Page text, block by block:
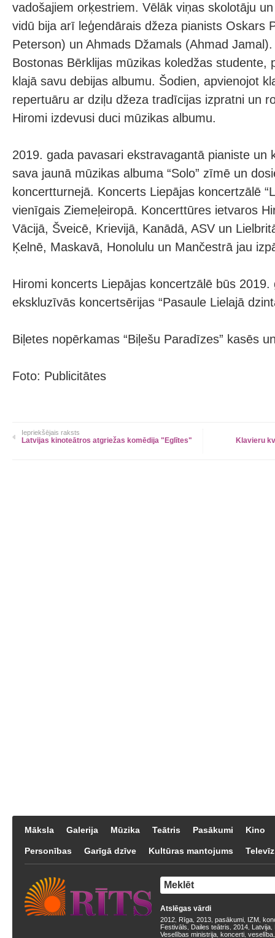
vadošajiem orķestriem. Vēlāk viņas skolotāju
vidū bija arī leģendārais džeza pianists Oskars
Peterson) un Ahmads Džamals (Ahmad
Bostonas Bērklijas mūzikas koledžas studente,
klajā savu debijas albumu. Šodien, apvienojot
repertuāru ar dziļu džeza tradīcijas izpratni un
Hiromi izdevusi duci mūzikas albumu.
2019. gada pavasari ekstravagantā pianiste un
sava jaunā mūzikas albuma “Solo” zīmē un
koncertturnejā. Koncerts Liepājas koncertzālē
vienīgais Ziemeļeiropā. Koncerttūres ietvaros
Vācijā, Šveicē, Krievijā, Kanādā, ASV un
Ķelnē, Maskavā, Honolulu un Mančestrā jau
Hiromi koncerts Liepājas koncertzālē būs
ekskluzīvās koncertsērijas “Pasaule Lielajā
Biļetes nopērkamas “Biļešu Paradīzes” kasēs
Foto: Publicitātes
Iepriekšējais raksts
Latvijas kinoteātros atgriežas komēdija "Eglītes" Klavieru
Māksla Galerija Mūzika Teātris Pasākumi Kino
Personības Garīgā dzīve Kultūras mantojums
Atslēgas vārdi
2012 Rīga 2013 pasākumi IZM
Festivāls
Dailes teātris 2014 Latvija
Veselības ministrija koncerti veselība